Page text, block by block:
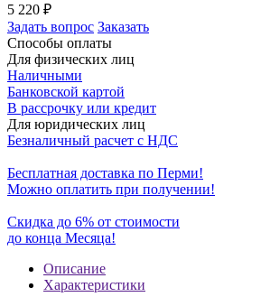
5 220 ₽
Задать вопрос Заказать
Способы оплаты
Для физических лиц
Наличными
Банковской картой
В рассрочку или кредит
Для юридических лиц
Безналичный расчет с НДС
Бесплатная доставка по Перми!
Можно оплатить при получении!
Скидка до 6% от стоимости
до конца Месяца!
Описание
Характеристики